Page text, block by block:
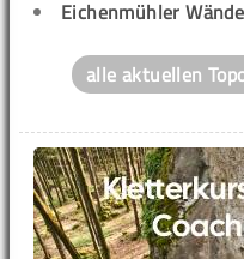
Eichenmühler
alle aktuellen